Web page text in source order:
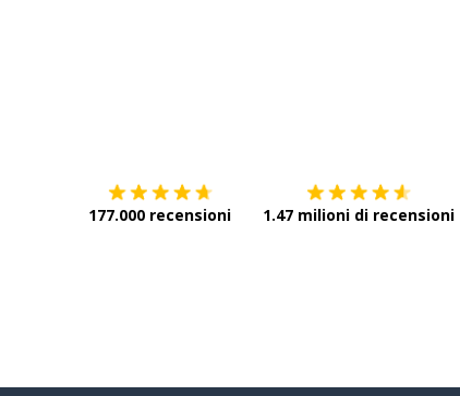
177.000 recensioni 1.47 milioni di recensioni